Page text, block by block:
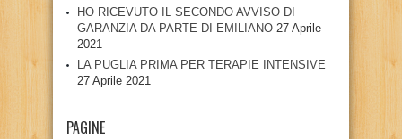
HO RICEVUTO IL SECONDO AVVISO DI
GARANZIA DA PARTE DI EMILIANO 27 Aprile
2021
LA PUGLIA PRIMA PER TERAPIE INTENSIVE
27 Aprile 2021
PAGINE